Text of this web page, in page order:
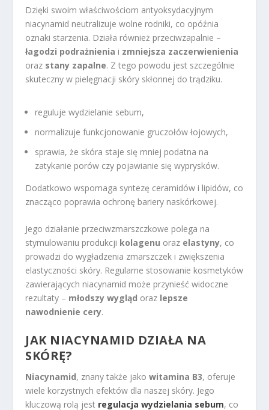
Dzięki swoim właściwościom antyoksydacyjnym
niacynamid neutralizuje wolne rodniki, co opóźnia
oznaki starzenia. Działa również przeciwzapalnie –
łagodzi podrażnienia i zmniejsza zaczerwienienia
oraz stany zapalne. Z tego powodu jest szczególnie
skuteczny w pielęgnacji skóry skłonnej do trądziku.
reguluje wydzielanie sebum,
normalizuje funkcjonowanie gruczołów łojowych,
sprawia, że skóra staje się mniej podatna na
zatykanie porów czy pojawianie się wyprysków.
Dodatkowo wspomaga syntezę ceramidów i lipidów, co
znacząco poprawia ochronę bariery naskórkowej.
Jego działanie przeciwzmarszczkowe polega na
stymulowaniu produkcji kolagenu oraz elastyny, co
prowadzi do wygładzenia zmarszczek i zwiększenia
elastyczności skóry. Regularne stosowanie kosmetyków
zawierających niacynamid może przynieść widoczne
rezultaty – młodszy wygląd oraz lepsze
nawodnienie cery.
JAK NIACYNAMID DZIAŁA NA
SKÓRĘ?
Niacynamid, znany także jakowitamina B3, oferuje
wiele korzystnych efektów dla naszej skóry. Jego
kluczową rolą jest regulacja wydzielania sebum, co